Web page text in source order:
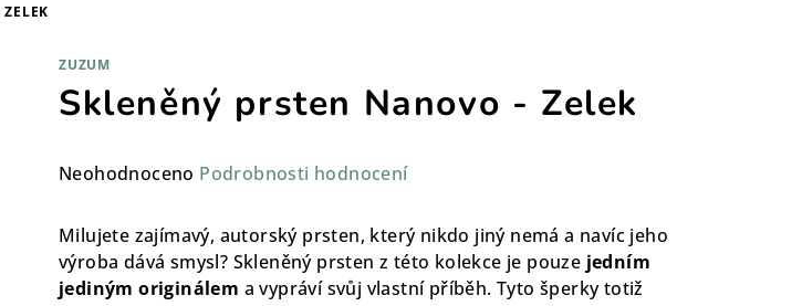
ZUZUM
Skleněný prsten Nanovo - Zelek
Průměrné
produktu
je
0,0
Neohodnoceno Podrobnosti hodnocení
Milujete zajímavý, autorský prsten, který nikdo jiný nemá a navíc jeho
výroba dává smysl? Skleněný prsten z této kolekce je pouze jedním
jediným originálem a vypráví svůj vlastní příběh. Tyto šperky totiž